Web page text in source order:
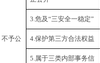
不予公
3.危及“三安全一稳定”
4.保护第三方合法权益
5.属于三类内部事务信